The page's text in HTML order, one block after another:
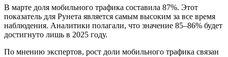
В марте доля мобильного трафика составила 87%. Этот
показатель для Рунета является самым высоким за все время
наблюдения. Аналитики полагали, что значение 85–86% будет
достигнуто лишь в 2025 году.
По мнению экспертов, рост доли мобильного трафика связан